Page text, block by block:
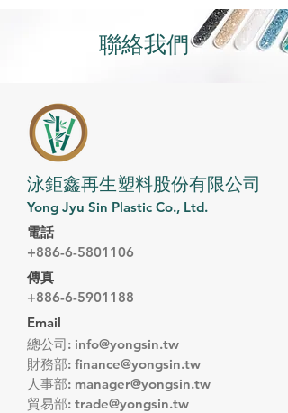
聯絡我們
泳鉅鑫再生塑料股份有限公司
Yong Jyu Sin Plastic Co., Ltd.
電話
+886-6-5801106
傳真
+886-6-5901188
Email
總公司: info@yongsin.tw
財務部: finance@yongsin.tw
人事部: manager@yongsin.tw
貿易部: trade@yongsin.tw